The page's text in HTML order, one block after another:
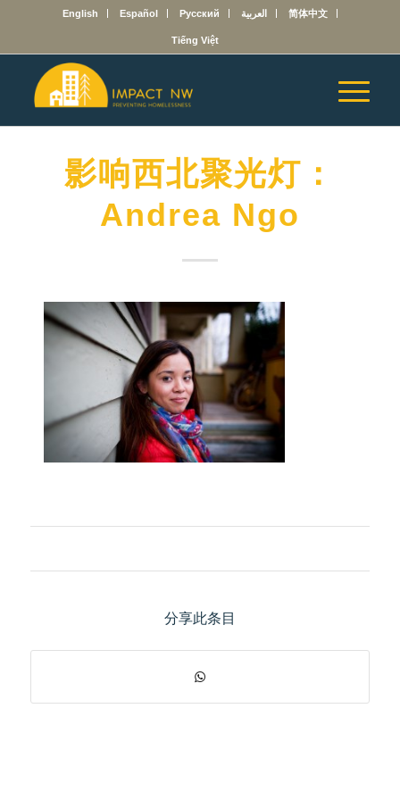
English Español Русский العربية 简体中文
Tiếng Việt
影响西北聚光灯：
Andrea Ngo
分享此条目